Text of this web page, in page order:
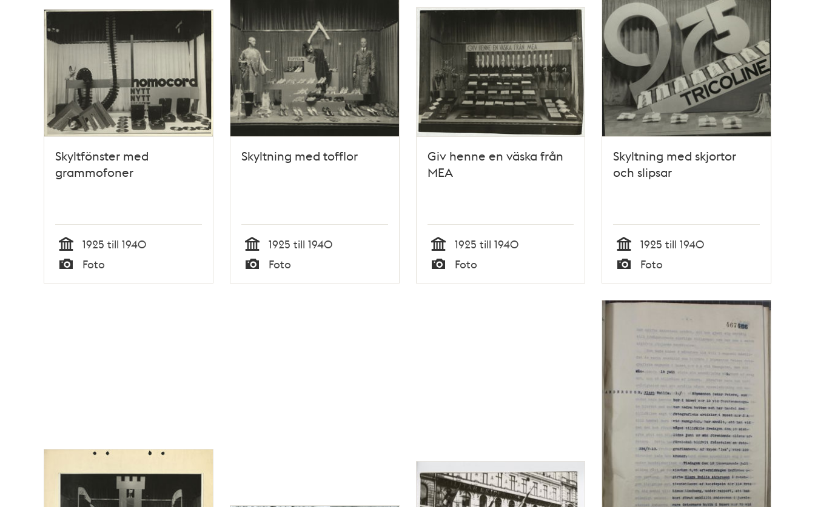
Skyltfönster med
grammofoner
Tid
1925 till 1940
Typ
Foto
Skyltning med tofflor
Tid
1925 till 1940
Typ
Foto
Giv henne en väska från
MEA
Tid
1925 till 1940
Typ
Foto
Skyltning med skjortor
och slipsar
Tid
1925 till 1940
Typ
Foto